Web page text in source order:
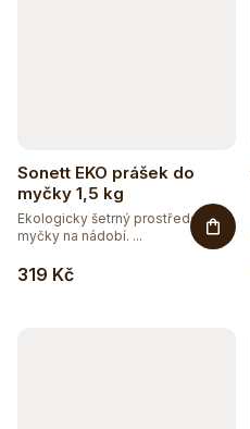
Sonett EKO prášek do
myčky 1,5 kg
319 Kč
Ekologicky šetrný prostředek do
myčky na nádobí. ...